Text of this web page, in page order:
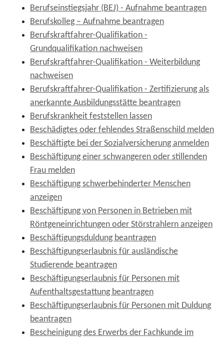
Berufseinstiegsjahr (BEJ) - Aufnahme beantragen
Berufskolleg – Aufnahme beantragen
Berufskraftfahrer-Qualifikation -
Grundqualifikation nachweisen
Berufskraftfahrer-Qualifikation - Weiterbildung
nachweisen
Berufskraftfahrer-Qualifikation - Zertifizierung als
anerkannte Ausbildungsstätte beantragen
Berufskrankheit feststellen lassen
Beschädigtes oder fehlendes Straßenschild melden
Beschäftigte bei der Sozialversicherung anmelden
Beschäftigung einer schwangeren oder stillenden
Frau melden
Beschäftigung schwerbehinderter Menschen
anzeigen
Beschäftigung von Personen in Betrieben mit
Röntgeneinrichtungen oder Störstrahlern anzeigen
Beschäftigungsduldung beantragen
Beschäftigungserlaubnis für ausländische
Studierende beantragen
Beschäftigungserlaubnis für Personen mit
Aufenthaltsgestattung beantragen
Beschäftigungserlaubnis für Personen mit Duldung
beantragen
Bescheinigung des Erwerbs der Fachkunde im